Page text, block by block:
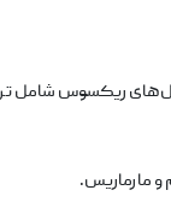
و مارماریس.